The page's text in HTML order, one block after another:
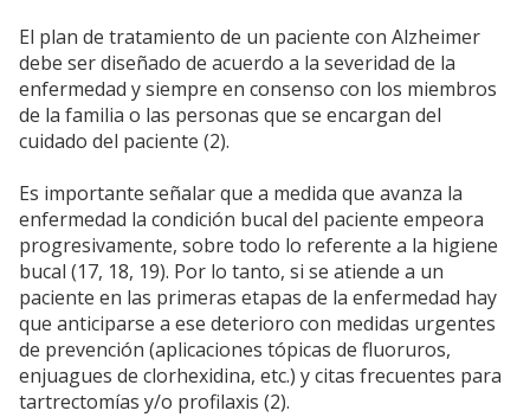
El plan de tratamiento de un paciente con Alzheimer
debe ser diseñado de acuerdo a la severidad de la
enfermedad y siempre en consenso con los miembros
de la familia o las personas que se encargan del
cuidado del paciente (2).
Es importante señalar que a medida que avanza la
enfermedad la condición bucal del paciente empeora
progresivamente, sobre todo lo referente a la higiene
bucal (17, 18, 19). Por lo tanto, si se atiende a un
paciente en las primeras etapas de la enfermedad hay
que anticiparse a ese deterioro con medidas urgentes
de prevención (aplicaciones tópicas de fluoruros,
enjuagues de clorhexidina, etc.) y citas frecuentes para
tartrectomías y/o profilaxis (2).